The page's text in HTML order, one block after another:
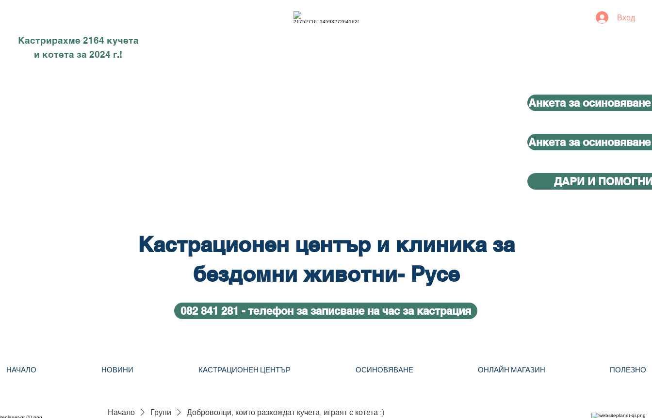
Кастрирахме 2164 кучета
и котета за 2024 г.!
Вход
Анкета за
Анкета за
ДАРИ И
Кастрационен център и клиника за
бездомни животни- Русе
082 841 281 - телефон за записване на час за кастрация
НАЧАЛО НОВИНИ КАСТРАЦИОНЕН ЦЕНТЪР ОСИНОВЯВАНЕ ОНЛАЙН МАГАЗИН ПОЛЕЗНО
Начало Групи Доброволци, които разхождат кучета, играят с котета :)